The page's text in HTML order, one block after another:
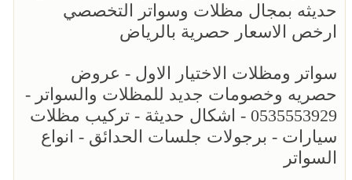
حديثه بمجال مظلات وسواتر التخصصي
ارخص الاسعار حصرية بالرياض
سواتر ومظلات الاختيار الاول - عروض
حصريه وخصومات جديد للمظلات والسواتر -
0535553929 - اشكال حديثة - تركيب مظلات
سيارات - برجولات جلسات الحدائق - انواع
السواتر